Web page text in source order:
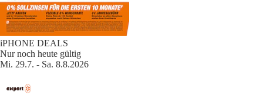
iPHONE DEALS
Nur noch heute gültig
Mi. 29.7. - Sa. 8.8.2026